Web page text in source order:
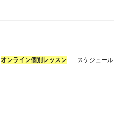
オンライン個別レッスン スケジュール